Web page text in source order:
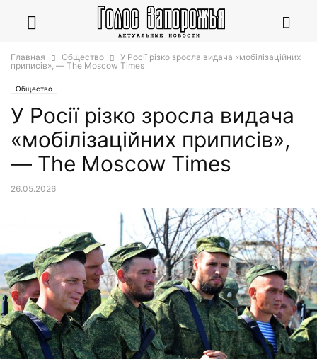
Главная Общество
У Росії різко зросла видача «мобілізаційних
приписів», — The Moscow Times
Общество
У Росії різко зросла видача
«мобілізаційних приписів»,
— The Moscow Times
26.05.2026